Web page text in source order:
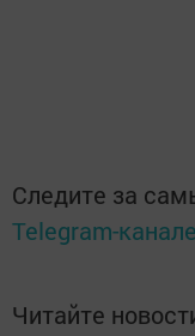
Следите за
Telegram-канале
Читайте